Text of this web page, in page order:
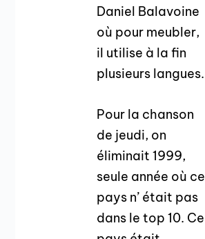
Daniel Balavoine
où pour meubler,
il utilise à la fin
plusieurs langues.
Pour la chanson
de jeudi, on
éliminait 1999,
seule année où ce
pays n’ était pas
dans le top 10. Ce